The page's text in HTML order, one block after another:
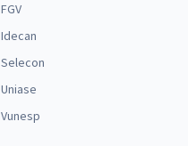
FGV
Idecan
Selecon
Uniase
Vunesp